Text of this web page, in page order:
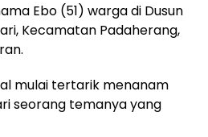
Ebo (51) warga di Dusun
Kecamatan Padaherang,
mulai tertarik menanam
seorang temanya yang